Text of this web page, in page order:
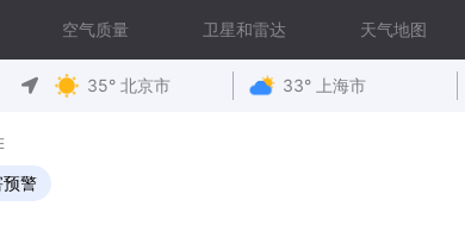
空气质量 卫星和雷达 天气地图
35° 北京市 33° 上海市
预警